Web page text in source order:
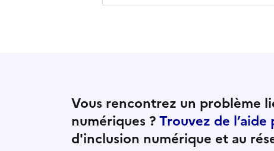
Vous rencontrez un problème
numériques ?Trouvez de
d'inclusion numérique et au